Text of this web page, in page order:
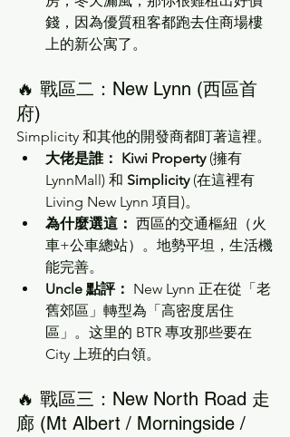
錢，因為優質租客都跑去住商場樓
上的新公寓了。
🔥 戰區二：New Lynn (西區首
府)
Simplicity 和其他的開發商都盯著這裡。
大佬是誰： Kiwi Property (擁有
LynnMall) 和 Simplicity (在這裡有
Living New Lynn 項目)。
為什麼選這： 西區的交通樞紐（火
車+公車總站）。地勢平坦，生活機
能完善。
Uncle 點評： New Lynn 正在從「老
舊郊區」轉型為「高密度居住
區」。这里的 BTR 專攻那些要在
City 上班的白領。
🔥 戰區三：New North Road 走
廊 (Mt Albert / Morningside /